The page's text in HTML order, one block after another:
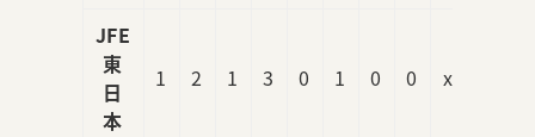
JFE
東
日
本
1 2 1 3 0 1 0 0 x